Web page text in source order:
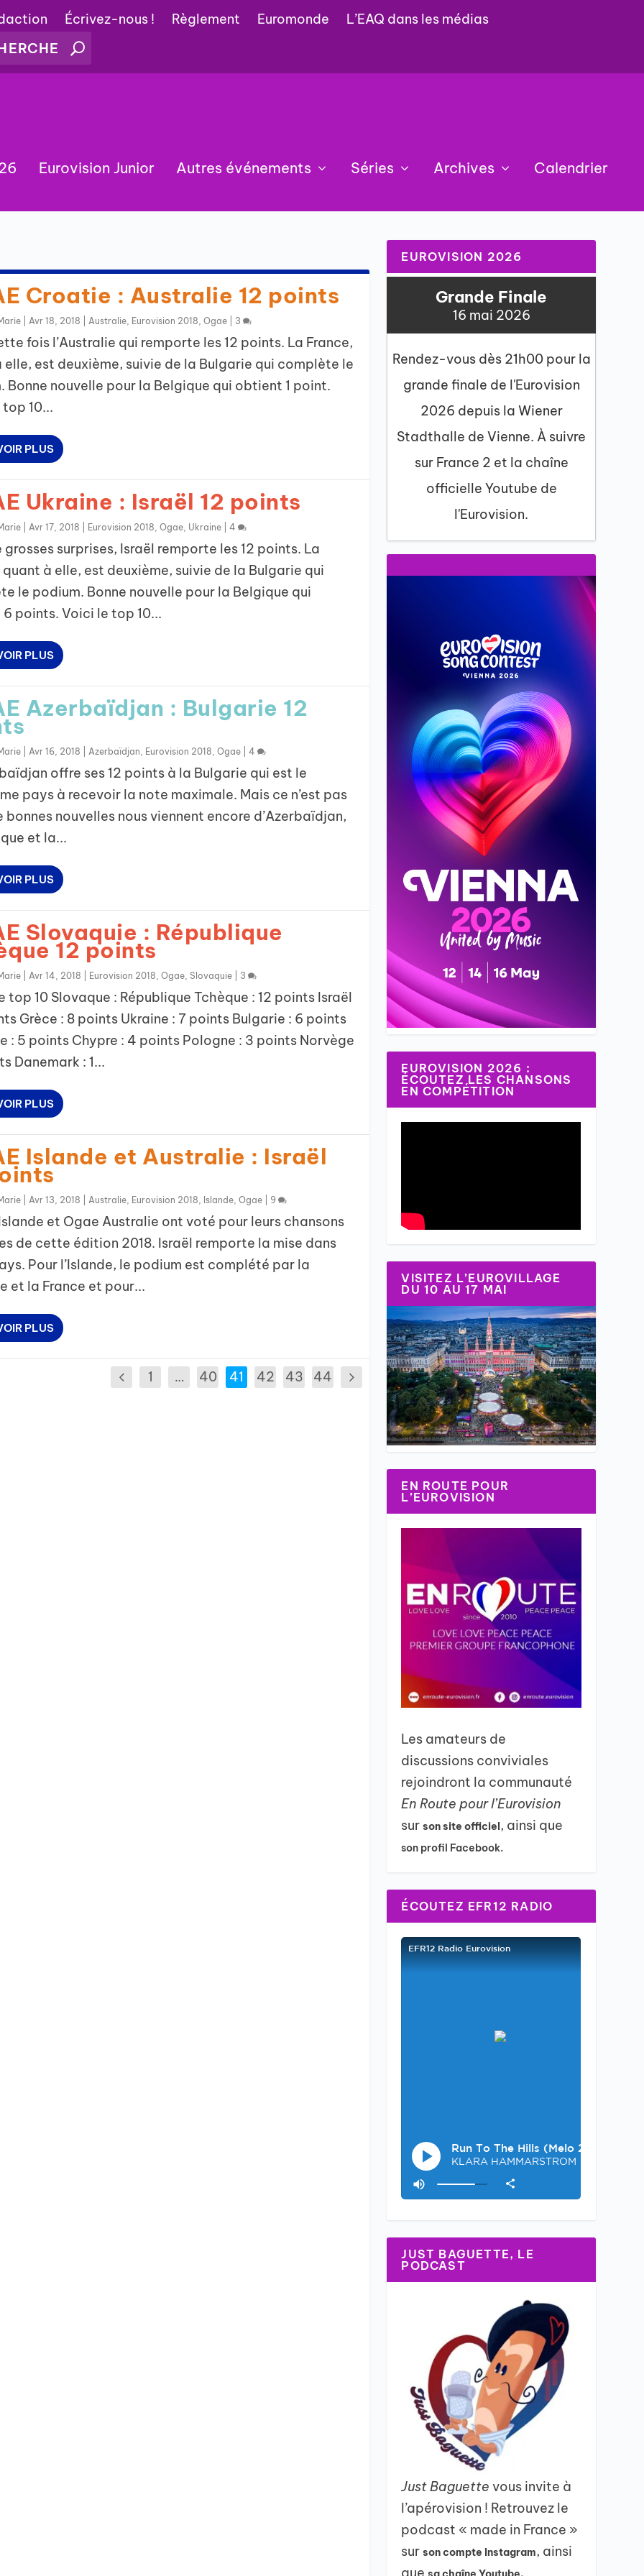
Écrivez-nous ! Règlement Euromonde L’EAQ dans les médias
Eurovision Junior Autres événements Séries Archives Calendrier
Croatie : Australie 12 points
Avr 18, 2018 Australie Eurovision 2018 ,Ogae 3
fois l’Australie qui remporte les 12 points. La France,
elle, est deuxième, suivie de la Bulgarie qui complète le
Bonne nouvelle pour la Belgique qui obtient 1 point.
10...
PLUS
Ukraine : Israël 12 points
Avr 17, 2018 Eurovision 2018 ,Ogae Ukraine |4
grosses surprises, Israël remporte les 12 points. La
quant à elle, est deuxième, suivie de la Bulgarie qui
le podium. Bonne nouvelle pour la Belgique qui
points. Voici le top 10...
PLUS
Azerbaïdjan : Bulgarie 12
Avr 16, 2018 Azerbaïdjan Eurovision 2018 ,Ogae |4
offre ses 12 points à la Bulgarie qui est le
pays à recevoir la note maximale. Mais ce n’est pas
bonnes nouvelles nous viennent encore d’Azerbaïdjan,
et la...
PLUS
Slovaquie : République
12 points
Avr 14, 2018 Eurovision 2018 ,Ogae ,Slovaquie 3
top 10 Slovaque : République Tchèque : 12 points Israël
Grèce : 8 points Ukraine : 7 points Bulgarie : 6 points
: 5 points Chypre : 4 points Pologne : 3 points Norvège
Danemark : 1...
PLUS
Islande et Australie : Israël
Avr 13, 2018 Australie Eurovision 2018 Islande ,Ogae 9
et Ogae Australie ont voté pour leurs chansons
de cette édition 2018. Israël remporte la mise dans
Pour l’Islande, le podium est complété par la
et la France et pour...
PLUS
1 … 40 41 42 43 44
EUROVISION 2026
Grande Finale
16 mai 2026
Rendez-vous dès 21h00 pour la
grande finale de l'Eurovision
2026 depuis la Wiener
Stadthalle de Vienne. À suivre
sur France 2 et la chaîne
officielle Youtube de
l'Eurovision.
EUROVISION 2026 :
ÉCOUTEZ LES CHANSONS
EN COMPÉTITION
VISITEZ L’EUROVILLAGE
DU 10 AU 17 MAI
EN ROUTE POUR
L’EUROVISION
Les amateurs de
discussions conviviales
rejoindront la communauté
En Route pour l’Eurovision
surson site officiel, ainsi que
son profil Facebook.
ÉCOUTEZ EFR12 RADIO
JUST BAGUETTE, LE
PODCAST
Just Baguettevous invite à
l’apérovision ! Retrouvez le
podcast « made in France »
surson compte Instagram, ainsi